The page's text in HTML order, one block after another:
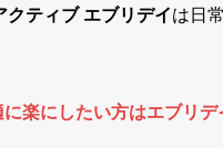
クティブ エブリデイは日
楽にしたい方はエブリデ